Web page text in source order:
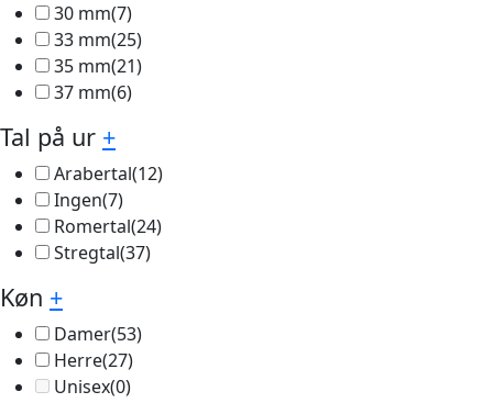
30 mm(7)
33 mm(25)
35 mm(21)
37 mm(6)
Tal på ur +
Arabertal(12)
Ingen(7)
Romertal(24)
Stregtal(37)
Køn +
Damer(53)
Herre(27)
Unisex(0)